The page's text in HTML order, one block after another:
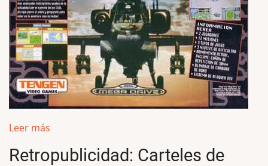
Leer más
Retropublicidad: Carteles de